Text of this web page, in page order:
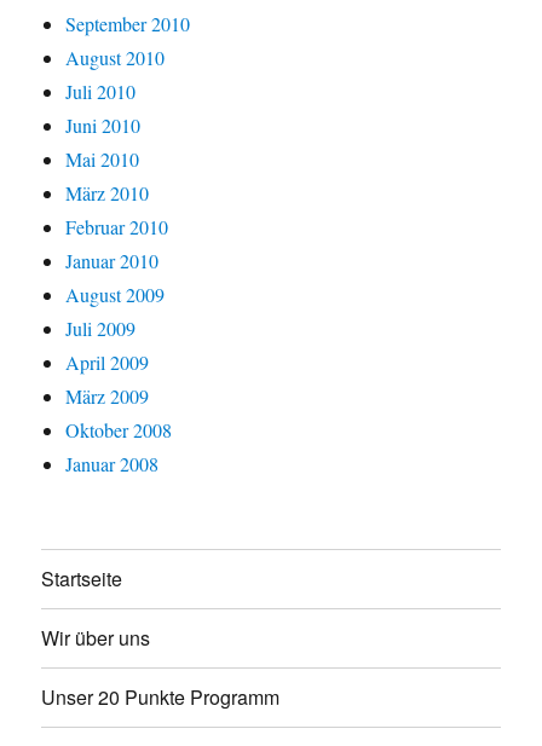
September 2010
August 2010
Juli 2010
Juni 2010
Mai 2010
März 2010
Februar 2010
Januar 2010
August 2009
Juli 2009
April 2009
März 2009
Oktober 2008
Januar 2008
Startseite
Wir über uns
Unser 20 Punkte Programm